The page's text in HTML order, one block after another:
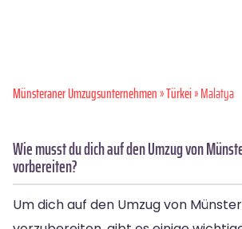
Münsteraner Umzugsunternehmen»Türkei» Malatya
Wie musst du dich auf den Umzug von
vorbereiten?
Um dich auf den Umzug von